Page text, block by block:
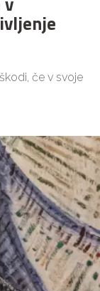
če v svoje